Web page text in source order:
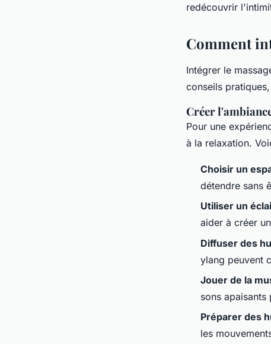
redécouvrir
Comment
Intégrer le
conseils
Créer
Pour une
à la relaxation.
Choisir un
détendre sans
Utiliser un
aider à créer
Diffuser des
ylang peuvent
Jouer de la
sons
Préparer des
les